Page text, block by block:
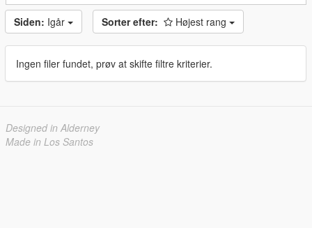
Siden: Igår Sorter efter: Højest rang
Ingen filer fundet, prøv at skifte filtre kriterier.
Designed in Alderney
Made in Los Santos